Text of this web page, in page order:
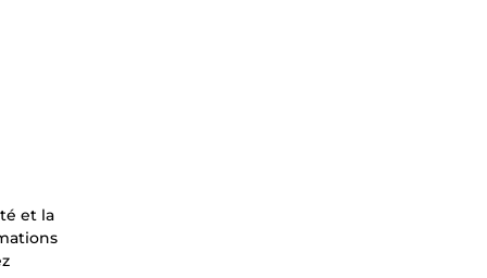
et la